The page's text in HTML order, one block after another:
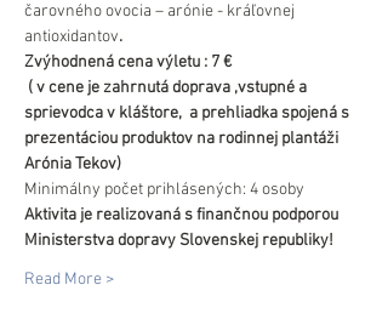
čarovného ovocia – arónie - kráľovnej
antioxidantov.
Zvýhodnená cena výletu : 7 €
( v cene je zahrnutá doprava ,vstupné a
sprievodca v kláštore,  a prehliadka spojená s
prezentáciou produktov na rodinnej plantáži
Arónia Tekov)
Minimálny počet prihlásených: 4 osoby
Aktivita je realizovaná s finančnou podporou
Ministerstva dopravy Slovenskej republiky!
Read More >